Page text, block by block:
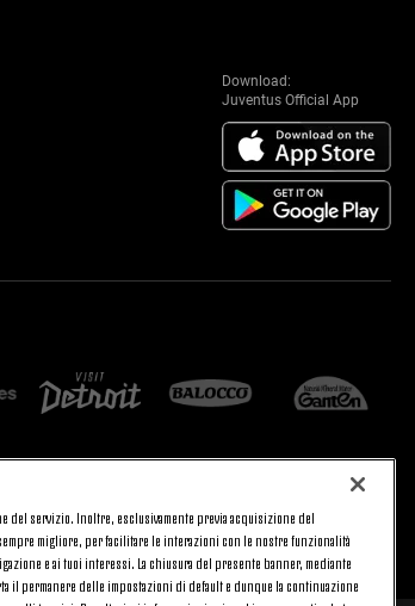
Download:
Juventus Official App
TORNA SU
del servizio. Inoltre, esclusivamente previa acquisizione del
migliore, per facilitare le interazioni con le nostre funzionalità
e ai tuoi interessi. La chiusura del presente banner, mediante
il permanere delle impostazioni di default e dunque la continuazione